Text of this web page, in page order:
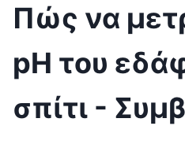
Πώς να
pH του
σπίτι -